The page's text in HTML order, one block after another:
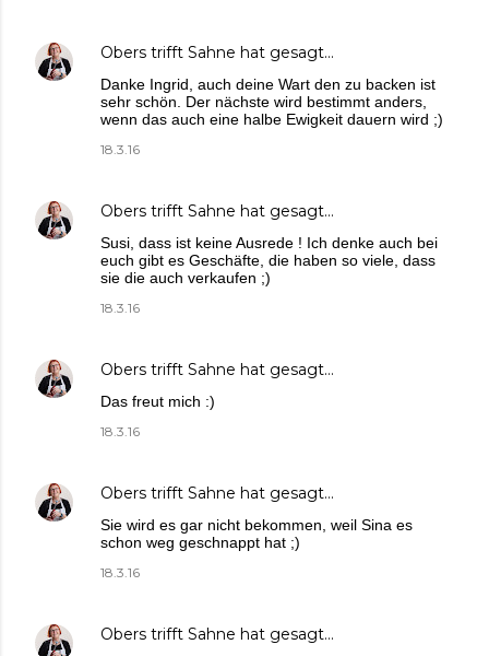
Obers trifft Sahne hat gesagt…
Danke Ingrid, auch deine Wart den zu backen ist
sehr schön. Der nächste wird bestimmt anders,
wenn das auch eine halbe Ewigkeit dauern wird ;)
18.3.16
Obers trifft Sahne hat gesagt…
Susi, dass ist keine Ausrede ! Ich denke auch bei
euch gibt es Geschäfte, die haben so viele, dass
sie die auch verkaufen ;)
18.3.16
Obers trifft Sahne hat gesagt…
Das freut mich :)
18.3.16
Obers trifft Sahne hat gesagt…
Sie wird es gar nicht bekommen, weil Sina es
schon weg geschnappt hat ;)
18.3.16
Obers trifft Sahne hat gesagt…